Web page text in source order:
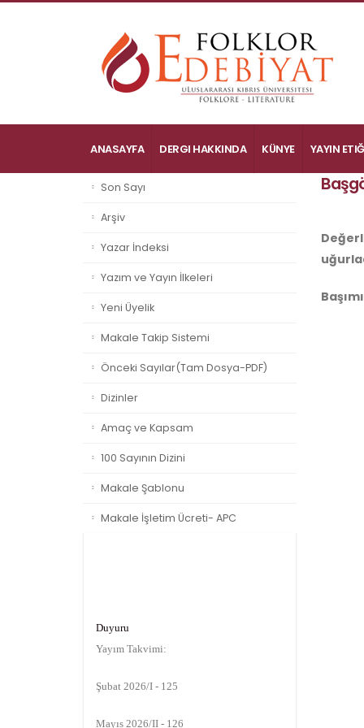
ANASAYFA DERGI HAKKINDA KÜNYE YAYIN
Son Sayı
Arşiv
Yazar İndeksi
Yazım ve Yayın İlkeleri
Yeni Üyelik
Makale Takip Sistemi
Önceki Sayılar(Tam Dosya-PDF)
Dizinler
Amaç ve Kapsam
100 Sayının Dizini
Makale Şablonu
Makale İşletim Ücreti- APC
Yayım Takvimi: